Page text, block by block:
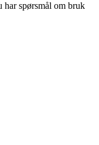
har spørsmål om bruk